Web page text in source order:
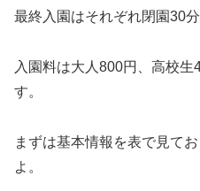
最終入園はそれぞれ閉園30分
入園料は大人800円、高校
す。
まずは基本情報を表で見て
よ。